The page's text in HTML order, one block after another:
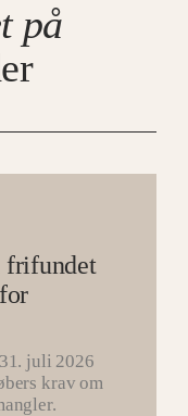
på
frifundet
juli 2026
krav om